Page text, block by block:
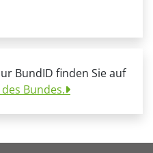
BundID finden Sie auf
des Bundes.